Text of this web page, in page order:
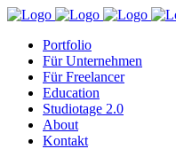
Portfolio
Für Unternehmen
Für Freelancer
Education
Studiotage 2.0
About
Kontakt